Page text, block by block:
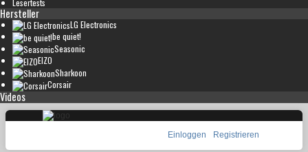
Hersteller
LG Electronics
be quiet!
Seasonic
EIZO
Sharkoon
Corsair
Videos
Einloggen Registrieren